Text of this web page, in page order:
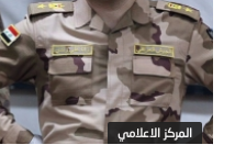
المركز الاعلامي